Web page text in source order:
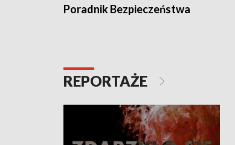
Poradnik Bezpieczeństwa
REPORTAŻE